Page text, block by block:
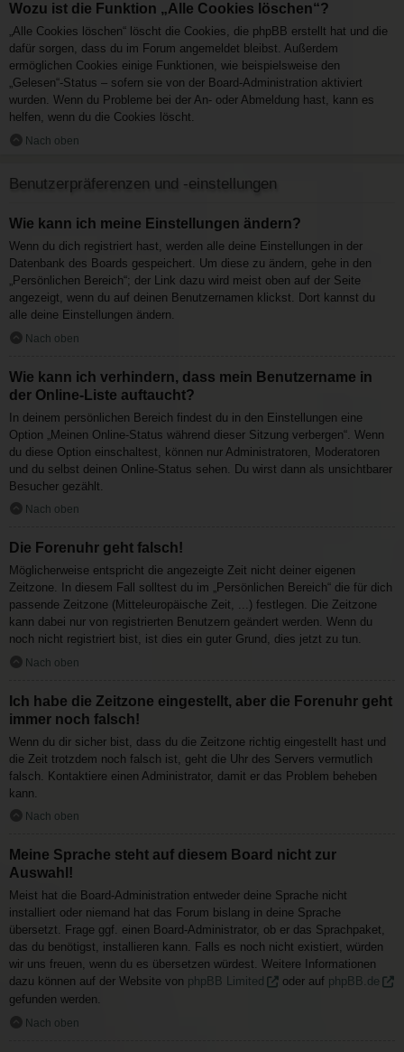
Wozu ist die Funktion „Alle Cookies löschen“?
„Alle Cookies löschen“ löscht die Cookies, die phpBB erstellt hat und die
dafür sorgen, dass du im Forum angemeldet bleibst. Außerdem
ermöglichen Cookies einige Funktionen, wie beispielsweise den
„Gelesen“-Status – sofern sie von der Board-Administration aktiviert
wurden. Wenn du Probleme bei der An- oder Abmeldung hast, kann es
helfen, wenn du die Cookies löscht.
Nach oben
Benutzerpräferenzen und -einstellungen
Wie kann ich meine Einstellungen ändern?
Wenn du dich registriert hast, werden alle deine Einstellungen in der
Datenbank des Boards gespeichert. Um diese zu ändern, gehe in den
„Persönlichen Bereich“; der Link dazu wird meist oben auf der Seite
angezeigt, wenn du auf deinen Benutzernamen klickst. Dort kannst du
alle deine Einstellungen ändern.
Nach oben
Wie kann ich verhindern, dass mein Benutzername in
der Online-Liste auftaucht?
In deinem persönlichen Bereich findest du in den Einstellungen eine
Option „Meinen Online-Status während dieser Sitzung verbergen“. Wenn
du diese Option einschaltest, können nur Administratoren, Moderatoren
und du selbst deinen Online-Status sehen. Du wirst dann als unsichtbarer
Besucher gezählt.
Nach oben
Die Forenuhr geht falsch!
Möglicherweise entspricht die angezeigte Zeit nicht deiner eigenen
Zeitzone. In diesem Fall solltest du im „Persönlichen Bereich“ die für dich
passende Zeitzone (Mitteleuropäische Zeit, ...) festlegen. Die Zeitzone
kann dabei nur von registrierten Benutzern geändert werden. Wenn du
noch nicht registriert bist, ist dies ein guter Grund, dies jetzt zu tun.
Nach oben
Ich habe die Zeitzone eingestellt, aber die Forenuhr geht
immer noch falsch!
Wenn du dir sicher bist, dass du die Zeitzone richtig eingestellt hast und
die Zeit trotzdem noch falsch ist, geht die Uhr des Servers vermutlich
falsch. Kontaktiere einen Administrator, damit er das Problem beheben
kann.
Nach oben
Meine Sprache steht auf diesem Board nicht zur
Auswahl!
Meist hat die Board-Administration entweder deine Sprache nicht
installiert oder niemand hat das Forum bislang in deine Sprache
übersetzt. Frage ggf. einen Board-Administrator, ob er das Sprachpaket,
das du benötigst, installieren kann. Falls es noch nicht existiert, würden
wir uns freuen, wenn du es übersetzen würdest. Weitere Informationen
dazu können auf der Website von phpBB Limited oder auf phpBB.de
gefunden werden.
Nach oben